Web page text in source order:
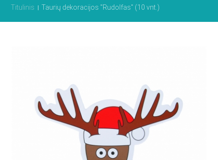
Titulinis Taurių dekoracijos "Rudolfas" (10 vnt.)